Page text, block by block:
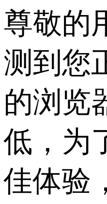
尊敬的
测到您
的浏览
低，为
佳体验